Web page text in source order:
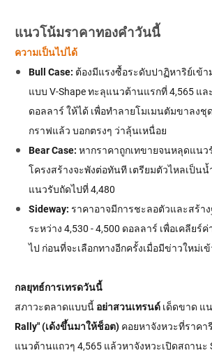
การลงทุนมีความเสี่ยง อาจไม่
แนวโน้มราคาทองคำวันนี้
ความเป็นไปได้
Bull Case: ต้องมีแรงซื้อระดับปาฏิหาริย์เข้
แบบ V-Shape ทะลุแนวต้านแรกที่ 4,565 แล
ดอลลาร์ ให้ได้ เพื่อทำลายโมเมนตัมขาลงชุ
กราฟแล้ว บอกตรงๆ ว่าลุ้นเหนื่อย
Bear Case: หากราคาถูกเทขายจนหลุดแนว
โครงสร้างจะพังต่อทันที เตรียมตัวไหลเป็น
แนวรับถัดไปที่ 4,480
Sideway: ราคาอาจมีการชะลอตัวและสร้า
ระหว่าง 4,530 - 4,500 ดอลลาร์ เพื่อเคลียร์ค่
ไป ก่อนที่จะเลือกทางอีกครั้งเมื่อมีข่าวใหม่เ
กลยุทธ์การเทรดวันนี้
สภาวะตลาดแบบนี้ อย่าสวนเทรนด์ เด็ดขาด แ
Rally" (เด้งขึ้นมาให้ช็อต) คอยหาจังหวะที่ราค
แนวต้านแถวๆ 4,565 แล้วหาจังหวะเปิดสถานะ